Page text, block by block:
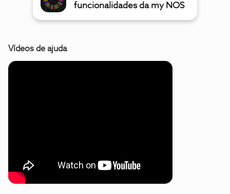
funcionalidades da my NOS
Vídeos de ajuda